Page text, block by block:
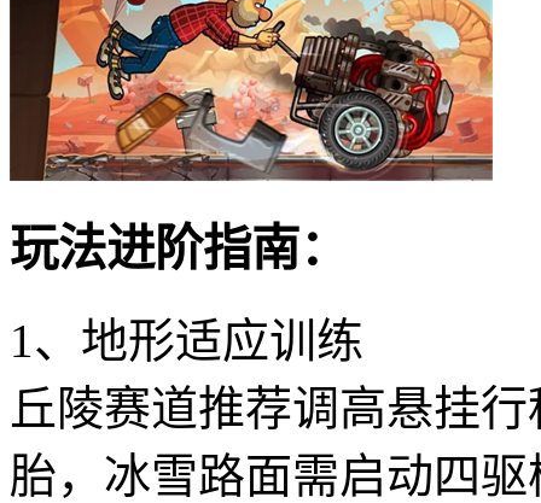
玩法进阶指南：
1、地形适应训练
丘陵赛道推荐调高悬挂
胎，冰雪路面需启动四